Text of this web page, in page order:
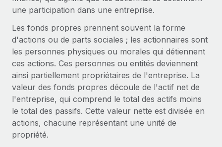
Gestion des freelances
Intégrez et gérez vos freelances partout dans le monde
Sous-traitez les opérations complexes liées à l’emploi
INFRASTRUCTURE
Intégration Remote
Intégrez vos RH aux flux de travail en toute simplicité
Plateforme
Comparer Remote
CROISSANCE
Start-ups
Des solutions agiles et internationales pour les RH et la
paie des entreprises en pleine croissance
Entreprises intermédiaires
Développez vos équipes avec des solutions RH sur
mesure
pays
Calculateur de paiement des freelances
Découvrez les devises disponibles et les vitesses de
paiement pour vos freelances internationaux
APPRENDRE AVEC REMOTE
Recherche et guides
Études de cas
Français
Deutsch
Español
Italiano
Português (Portugal)
Connexion
une participation dans une entreprise.
Les fonds propres prennent souvent la forme
d'actions ou de parts sociales ; les actionnaires sont
les personnes physiques ou morales qui détiennent
ces actions. Ces personnes ou entités deviennent
ainsi partiellement propriétaires de l'entreprise. La
valeur des fonds propres découle de l'actif net de
l'entreprise, qui comprend le total des actifs moins
le total des passifs. Cette valeur nette est divisée en
actions, chacune représentant une unité de
propriété.